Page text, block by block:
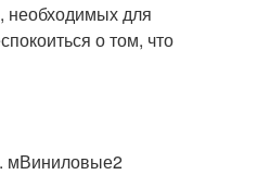
необходимых для
о том, что
мВиниловые2